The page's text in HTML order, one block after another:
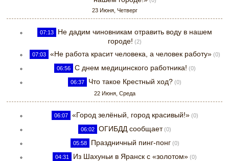
23 Июня, Четверг
07:13
Не дадим чиновникам отравить воду в нашем
городе! (2)
07:03 «Не работа красит человека, а человек работу» (0)
06:56 С днем медицинского работника! (0)
06:37 Что такое Крестный ход? (0)
22 Июня, Среда
06:07 «Город зелёный, город красивый!» (0)
06:02 ОГИБДД сообщает (0)
05:58 Праздничный пинг-понг (0)
04:31 Из Шахуньи в Яранск с «золотом» (0)